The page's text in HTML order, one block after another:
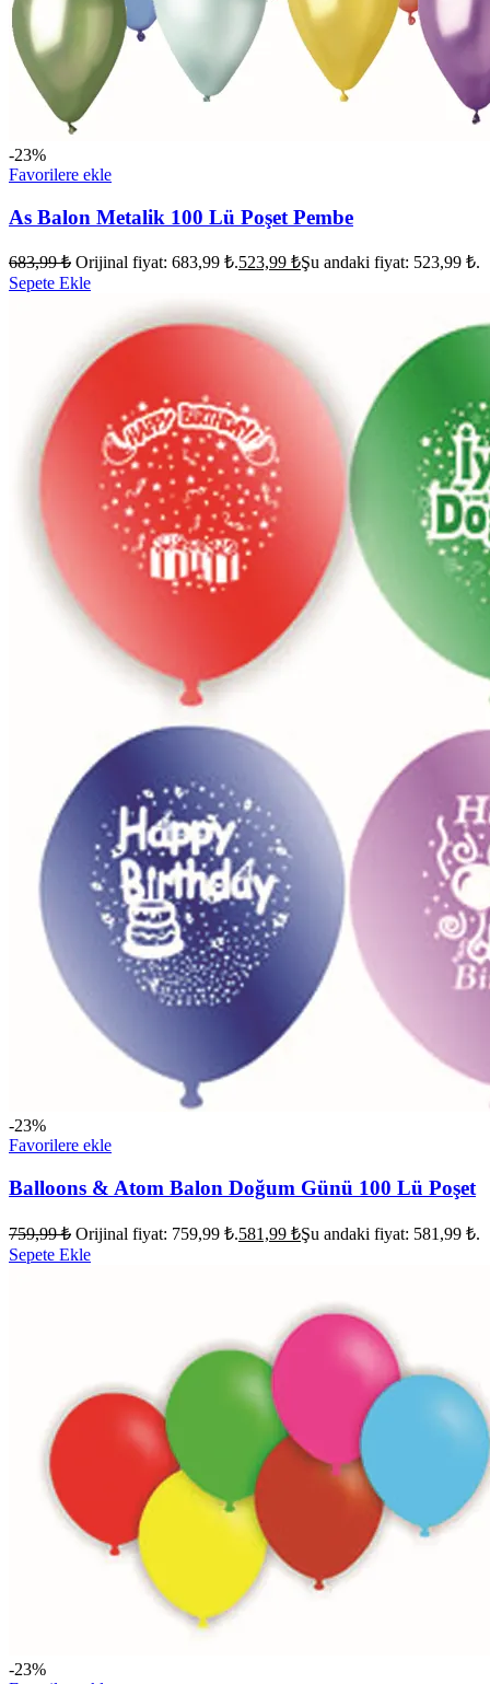
-23%
Favorilere ekle
As Balon Metalik 100 Lü Poşet Pembe
683,99₺ Orijinal fiyat: 683,99 ₺.523,99 ₺Şu andaki fiyat: 523,99 ₺.
Sepete Ekle
-23%
Favorilere ekle
Balloons & Atom Balon Doğum Günü 100 Lü Poşet
759,99₺ Orijinal fiyat: 759,99 ₺.581,99 ₺Şu andaki fiyat: 581,99 ₺.
Sepete Ekle
-23%